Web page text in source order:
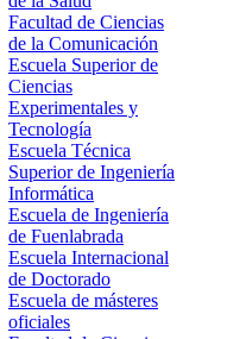
Facultad de Ciencias
de la Comunicación
Escuela Superior de
Ciencias
Experimentales y
Tecnología
Escuela Técnica
Superior de Ingeniería
Informática
Escuela de Ingeniería
de Fuenlabrada
Escuela Internacional
de Doctorado
Escuela de másteres
oficiales